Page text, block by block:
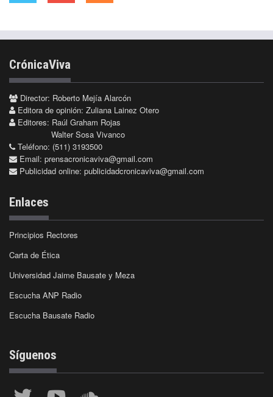
CrónicaViva
Director: Roberto Mejía Alarcón
Editora de opinión: Zuliana Lainez Otero
Editores: Raúl Graham Rojas
Walter Sosa Vivanco
Teléfono: (511) 3193500
Email: prensacronicaviva@gmail.com
Publicidad online: publicidadcronicaviva@gmail.com
Enlaces
Principios Rectores
Carta de Ética
Universidad Jaime Bausate y Meza
Escucha ANP Radio
Escucha Bausate Radio
Síguenos